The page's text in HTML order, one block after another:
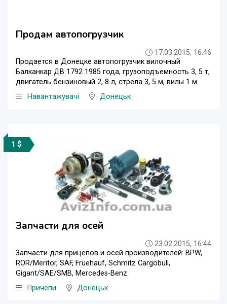
Продам автопогрузчик
17.03.2015, 16:46
Продается в Донецке автопогрузчик вилочный
Балканкар ДВ 1792 1985 года, грузоподъемность 3, 5 т,
двигатель бензиновый 2, 8 л, стрела 3, 5 м, вилы 1 м.
Навантажувачі
Донецьк
1 $
Запчасти для осей
23.02.2015, 16:44
Запчасти для прицепов и осей производителей: BPW,
ROR/Meritor, SAF, Fruehauf, Schmitz Cargobull,
Gigant/SAE/SMB, Mercedes-Benz.
Причепи
Донецьк